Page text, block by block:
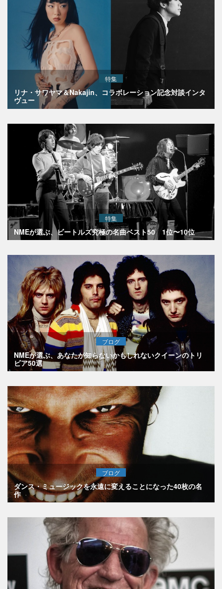
特集
リナ・サワヤマ＆Nakajin、コラボレーション記念対談インタ
ヴュー
特集
NMEが選ぶ、ビートルズ究極の名曲ベスト50 1位〜10位
ブログ
NMEが選ぶ、あなたが知らないかもしれないクイーンのトリ
ビア50選
ブログ
ダンス・ミュージックを永遠に変えることになった40枚の名
作